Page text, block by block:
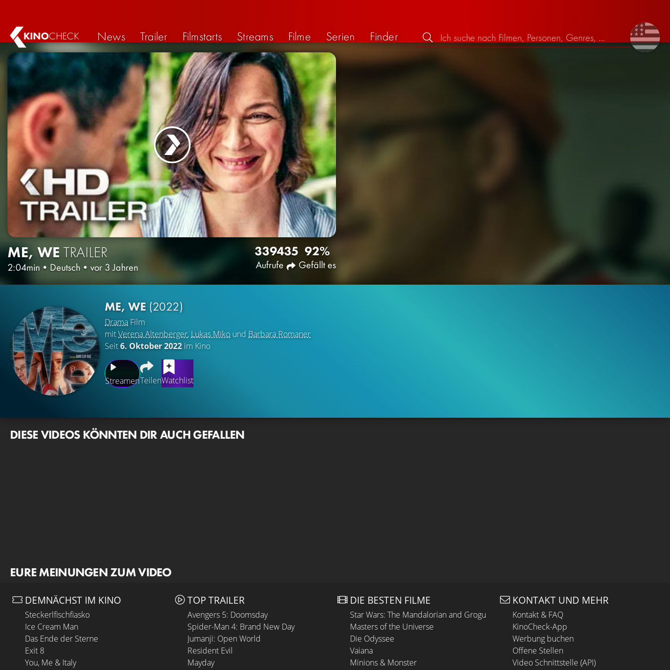
KINOCHECK News Trailer Filmstarts Streams Filme Serien Finder
ME, WE TRAILER
2:04min • Deutsch • vor 3 Jahren
3394
Aufrufe
35 92%
Gefällt es
ME, WE (2022)
Drama Film
mitVerena Altenberger, Lukas Miko und Barbara Romaner
Seit6. Oktober 2022 im Kino
StreamenTeilenWatchlist
DIESE VIDEOS KÖNNTEN DIR AUCH GEFALLEN
EURE MEINUNGEN ZUM VIDEO
DEMNÄCHST IM KINO
Steckerlfischfiasko
Ice Cream Man
Das Ende der Sterne
Exit 8
You, Me & Italy
TOP TRAILER
Avengers 5: Doomsday
Spider-Man 4: Brand New Day
Jumanji: Open World
Resident Evil
Mayday
DIE BESTEN FILME
Star Wars: The Mandalorian and Grogu
Masters of the Universe
Die Odyssee
Vaiana
Minions & Monster
KONTAKT UND MEHR
Kontakt & FAQ
KinoCheck-App
Werbung buchen
Offene Stellen
Video Schnittstelle (API)